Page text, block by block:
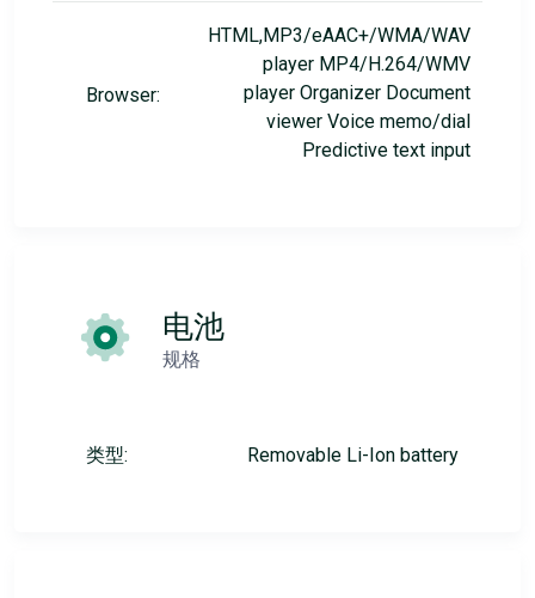
Browser:
HTML,MP3/eAAC+/WMA/WAV
player MP4/H.264/WMV
player Organizer Document
viewer Voice memo/dial
Predictive text input
电池
规格
类型: Removable Li-Ion battery